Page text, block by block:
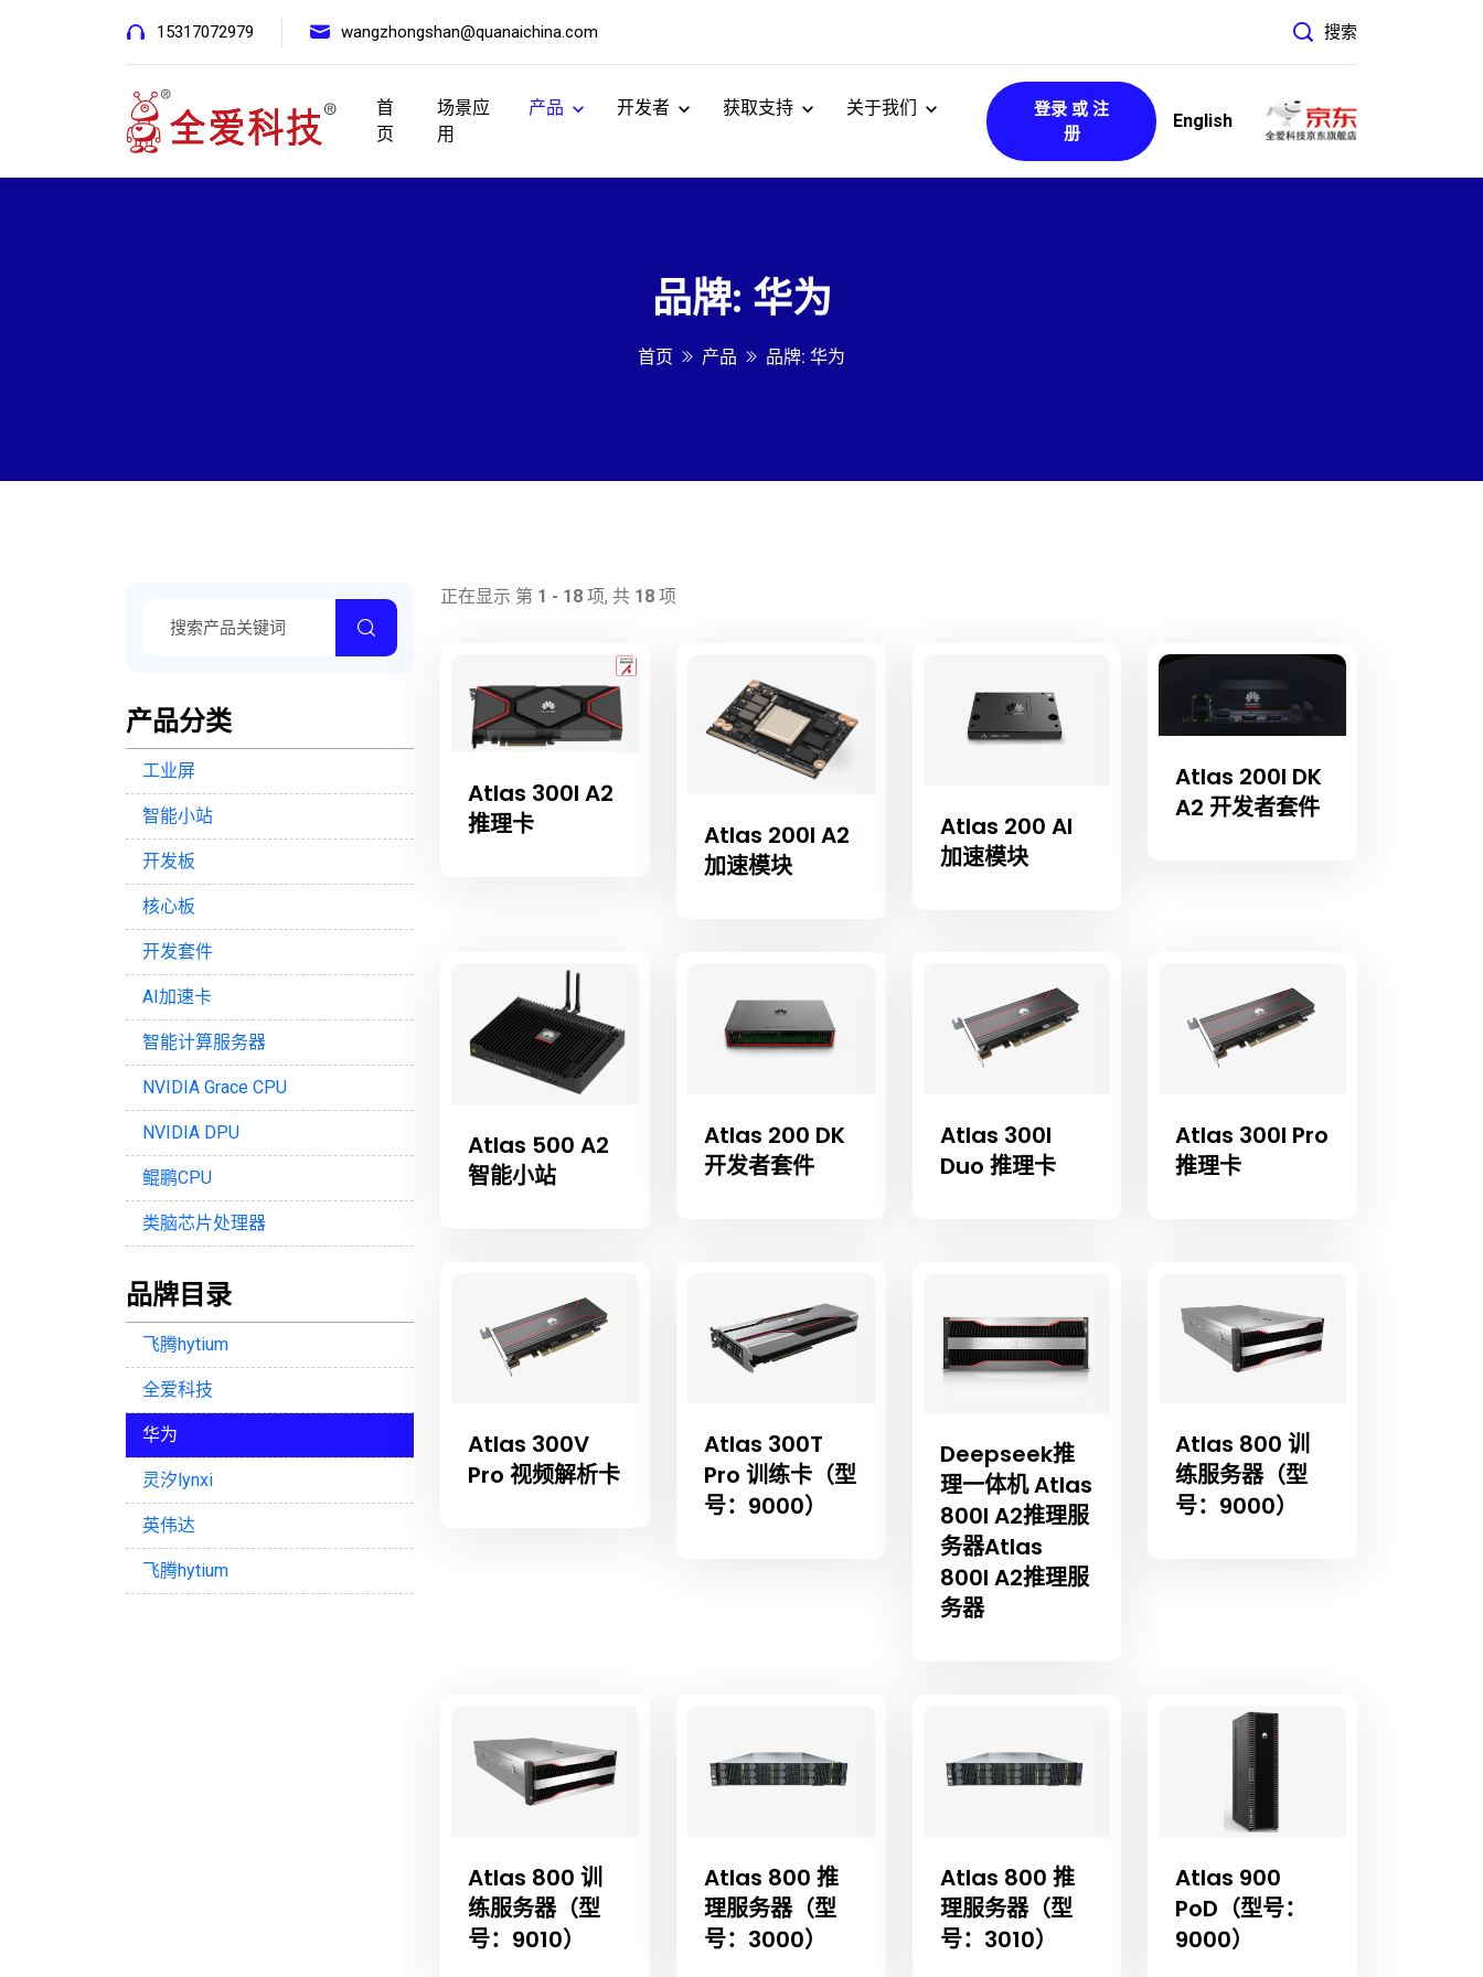
15317072979 wangzhongshan@quanaichina.com 搜索
首
页
场景应
用
产品 开发者 获取支持 关于我们
登录 或 注
册
English
品牌: 华为
首页 产品 品牌: 华为
产品分类
工业屏
智能小站
开发板
核心板
开发套件
AI加速卡
智能计算服务器
NVIDIA Grace CPU
NVIDIA DPU
鲲鹏CPU
类脑芯片处理器
品牌目录
飞腾hytium
全爱科技
华为
灵汐lynxi
英伟达
飞腾hytium
正在显示 第 1 - 18 项, 共 18 项
Atlas 300I A2
推理卡
Atlas 200I A2
加速模块
Atlas 200 AI
加速模块
Atlas 200I DK
A2 开发者套件
Atlas 500 A2
智能小站
Atlas 200 DK
开发者套件
Atlas 300I
Duo 推理卡
Atlas 300I Pro
推理卡
Atlas 300V
Pro 视频解析卡
Atlas 300T
Pro 训练卡（型
号：9000）
Deepseek推
理一体机 Atlas
800I A2推理服
务器Atlas
800I A2推理服
务器
Atlas 800 训
练服务器（型
号：9000）
Atlas 800 训
练服务器（型
号：9010）
Atlas 800 推
理服务器（型
号：3000）
Atlas 800 推
理服务器（型
号：3010）
Atlas 900
PoD（型号：
9000）